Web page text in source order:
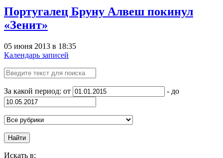
Португалец Бруну Алвеш покинул
«Зенит»
05 июня 2013 в 18:35
Календарь записей
За какой период: от - до
Найти
Искать в: